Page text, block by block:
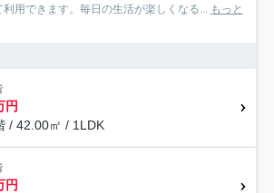
用できます。毎日の生活が楽しくなる...
もっと
円
/ 42.00㎡ / 1LDK
円